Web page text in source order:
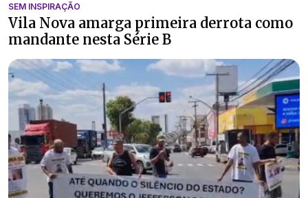
SEM INSPIRAÇÃO
Vila Nova amarga primeira derrota como
mandante nesta Série B